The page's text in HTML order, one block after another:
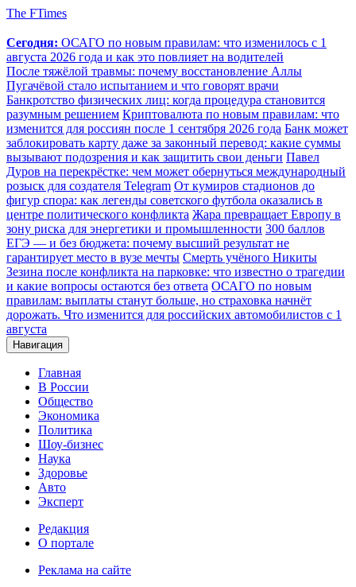
The FTimes
Сегодня: ОСАГО по новым правилам: что изменилось с 1
августа 2026 года и как это повлияет на водителей
После тяжёлой травмы: почему восстановление Аллы
Пугачёвой стало испытанием и что говорят врачи
Банкротство физических лиц: когда процедура становится
разумным решением Криптовалюта по новым правилам: что
изменится для россиян после 1 сентября 2026 года Банк может
заблокировать карту даже за законный перевод: какие суммы
вызывают подозрения и как защитить свои деньги Павел
Дуров на перекрёстке: чем может обернуться международный
розыск для создателя Telegram От кумиров стадионов до
фигур спора: как легенды советского футбола оказались в
центре политического конфликта Жара превращает Европу в
зону риска для энергетики и промышленности 300 баллов
ЕГЭ — и без бюджета: почему высший результат не
гарантирует место в вузе мечты Смерть учёного Никиты
Зезина после конфликта на парковке: что известно о трагедии
и какие вопросы остаются без ответа ОСАГО по новым
правилам: выплаты станут больше, но страховка начнёт
дорожать. Что изменится для российских автомобилистов с 1
августа
Навигация
Главная
В России
Общество
Экономика
Политика
Шоу-бизнес
Наука
Здоровье
Авто
Эксперт
Редакция
О портале
Реклама на сайте